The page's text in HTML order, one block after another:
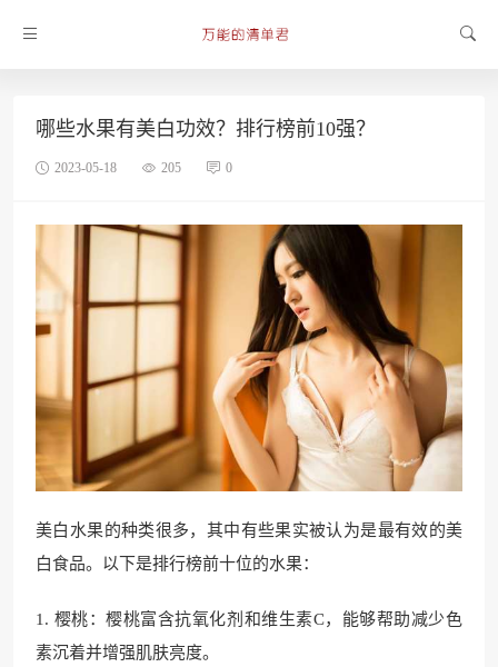
哪些水果有美白功效？排行榜前10强？
2023-05-18 205 0
美白水果的种类很多，其中有些果实被认为是最有效的美
白食品。以下是排行榜前十位的水果：
1. 樱桃：樱桃富含抗氧化剂和维生素C，能够帮助减少色
素沉着并增强肌肤亮度。